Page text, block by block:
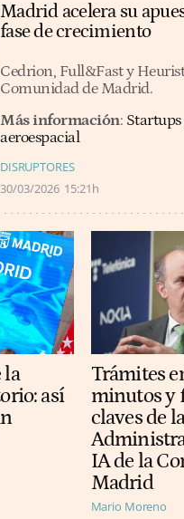
Madrid acelera su
fase de crecimiento
Cedrion, Full&Fast y
Comunidad de Madrid.
Más información:
aeroespacial
DISRUPTORES
30/03/2026 15:21h
la
así
Trámites
minutos y
claves de
IA de la
Madrid
Mario Moreno